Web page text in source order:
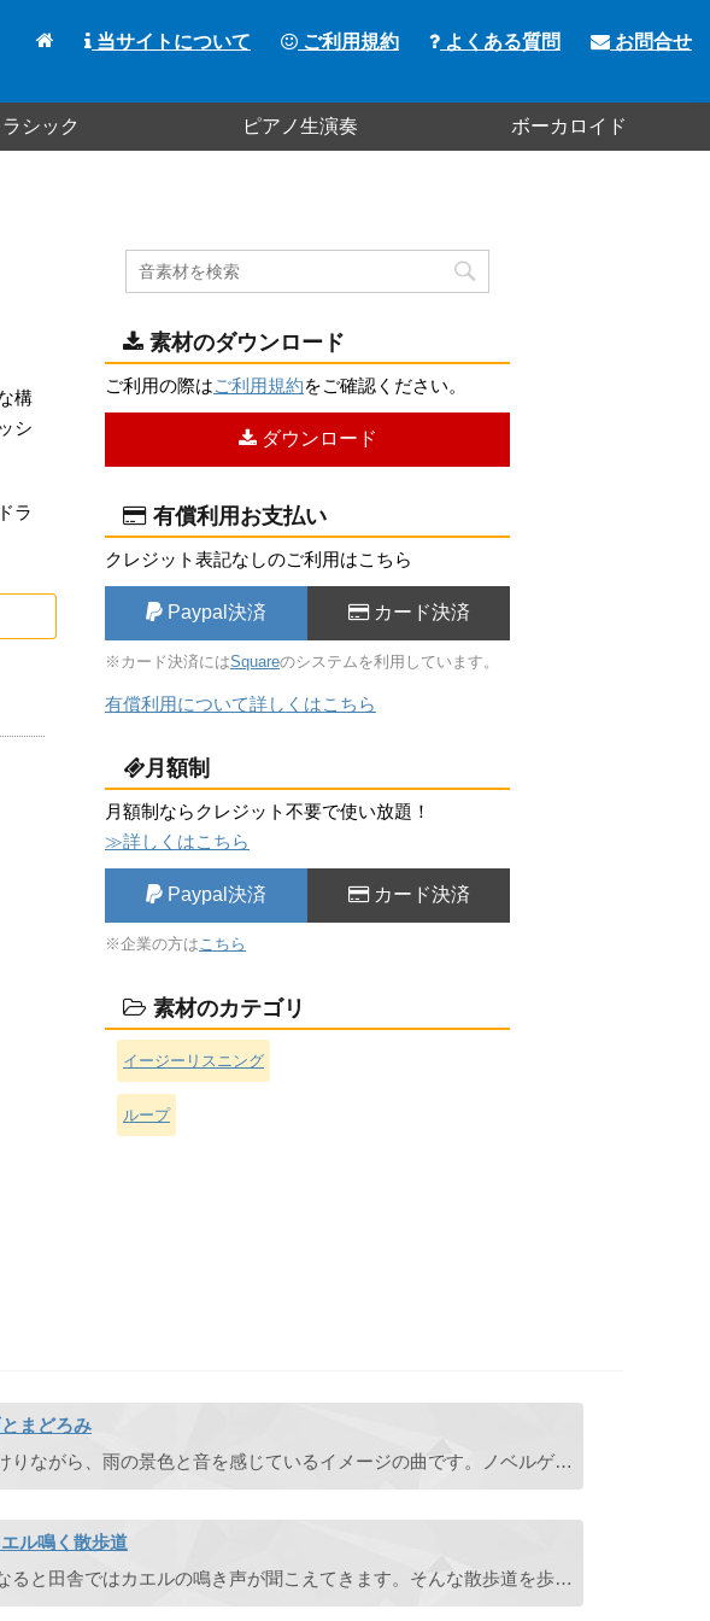
ラシック ピアノ生演奏 ボーカロイド
当サイトについて ご利用規約 よくある質問 お問合せ
構
シ
ラ
素材のダウンロード
ご利用の際はご利用規約をご確認ください。
ダウンロード
有償利用お支払い
クレジット表記なしのご利用はこちら
Paypal決済 カード決済
※カード決済にはSquareのシステムを利用しています。
有償利用について詳しくはこちら
月額制
月額制ならクレジット不要で使い放題！
≫詳しくはこちら
Paypal決済 カード決済
※企業の方はこちら
素材のカテゴリ
イージーリスニング
ループ
とまどろみ
物思いにふけりながら、雨の景色と音を感じているイメージの曲です。ノベルゲームで雨のシーンなどに。
エル鳴く散歩道
梅雨が近くなると田舎ではカエルの鳴き声が聞こえてきます。そんな散歩道を歩く日常の BGM です。